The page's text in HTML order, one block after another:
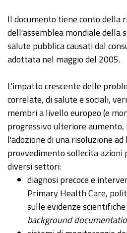
Il documento tiene conto della
dell'assemblea mondiale della
salute pubblica causati dal
adottata nel maggio del 2005.
L'impatto crescente delle
correlate, di salute e sociali,
membri a livello europeo (e
progressivo ulteriore
l'adozione di una risoluzione ad
provvedimento sollecita
diversi settori:
diagnosi precoce e
Primary Health Care,
sulle evidenze
background